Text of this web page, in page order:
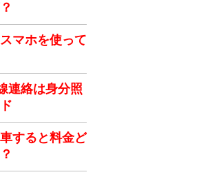
マホを使って
連絡は身分照
すると料金ど